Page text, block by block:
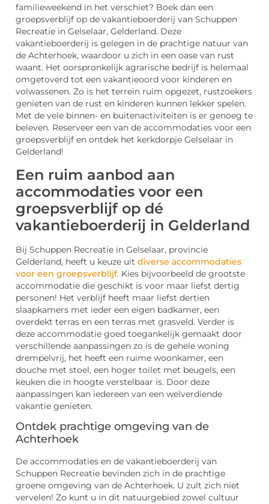
familieweekend in het verschiet? Boek dan een
groepsverblijf op de vakantieboerderij van Schuppen
Recreatie in Gelselaar, Gelderland. Deze
vakantieboerderij is gelegen in de prachtige natuur van
de Achterhoek, waardoor u zich in een oase van rust
waant. Het oorspronkelijk agrarische bedrijf is helemaal
omgetoverd tot een vakantieoord voor kinderen en
volwassenen. Zo is het terrein ruim opgezet, rustzoekers
genieten van de rust en kinderen kunnen lekker spelen.
Met de vele binnen- en buitenactiviteiten is er genoeg te
beleven. Reserveer een van de accommodaties voor een
groepsverblijf en ontdek het kerkdorpje Gelselaar in
Gelderland!
Een ruim aanbod aan
accommodaties voor een
groepsverblijf op dé
vakantieboerderij in Gelderland
Bij Schuppen Recreatie in Gelselaar, provincie
Gelderland, heeft u keuze uit diverse accommodaties
voor een groepsverblijf. Kies bijvoorbeeld de grootste
accommodatie die geschikt is voor maar liefst dertig
personen! Het verblijf heeft maar liefst dertien
slaapkamers met ieder een eigen badkamer, een
overdekt terras en een terras met grasveld. Verder is
deze accommodatie goed toegankelijk gemaakt door
verschillende aanpassingen zo is de gehele woning
drempelvrij, het heeft een ruime woonkamer, een
douche met stoel, een hoger toilet met beugels, een
keuken die in hoogte verstelbaar is. Door deze
aanpassingen kan iedereen van een welverdiende
vakantie genieten.
Ontdek prachtige omgeving van de
Achterhoek
De accommodaties en de vakantieboerderij van
Schuppen Recreatie bevinden zich in de prachtige
groene omgeving van de Achterhoek. U zult zich niet
vervelen! Zo kunt u in dit natuurgebied zowel cultuur